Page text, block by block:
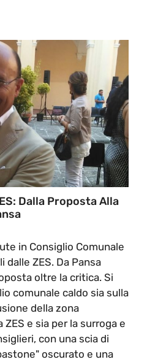
Dalla Proposta Alla
in Consiglio Comunale
dalle ZES. Da Pansa
oltre la critica. Si
comunale caldo sia sulla
della zona
e sia per la surroga e
con una scia di
oscurato e una